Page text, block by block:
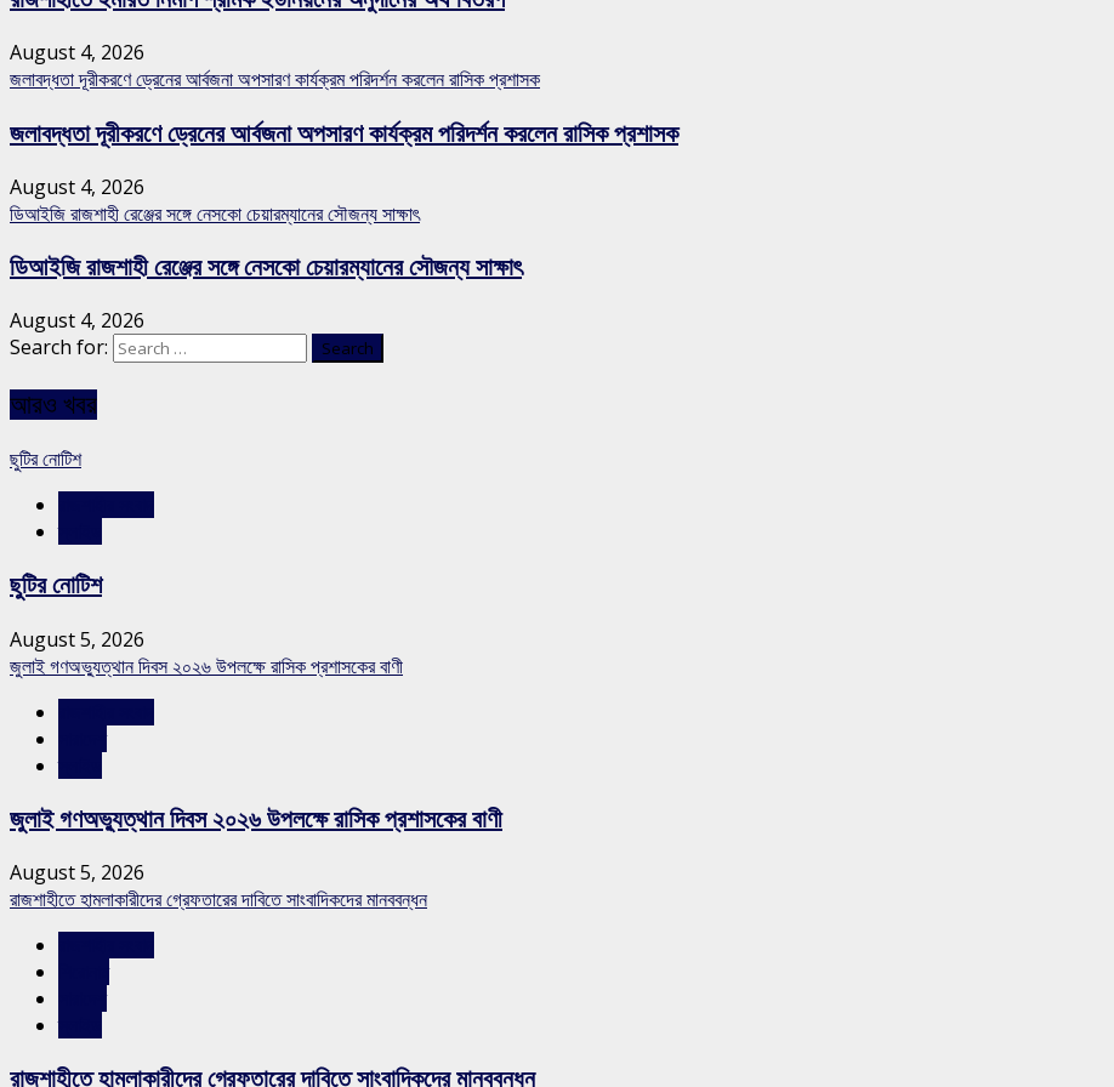
August 4, 2026
জলাবদ্ধতা দূরীকরণে ড্রেনের আর্বজনা অপসারণ কার্যক্রম পরিদর্শন করলেন রাসিক প্রশাসক
জলাবদ্ধতা দূরীকরণে ড্রেনের আর্বজনা অপসারণ কার্যক্রম পরিদর্শন করলেন রাসিক প্রশাসক
August 4, 2026
ডিআইজি রাজশাহী রেঞ্জের সঙ্গে নেসকো চেয়ারম্যানের সৌজন্য সাক্ষাৎ
ডিআইজি রাজশাহী রেঞ্জের সঙ্গে নেসকো চেয়ারম্যানের সৌজন্য সাক্ষাৎ
August 4, 2026
Search for:
আরও খবর
ছুটির নোটিশ
ছুটির নোটিশ
August 5, 2026
জুলাই গণঅভ্যুত্থান দিবস ২০২৬ উপলক্ষে রাসিক প্রশাসকের বাণী
জুলাই গণঅভ্যুত্থান দিবস ২০২৬ উপলক্ষে রাসিক প্রশাসকের বাণী
August 5, 2026
রাজশাহীতে হামলাকারীদের গ্রেফতারের দাবিতে সাংবাদিকদের মানববন্ধন
রাজশাহীতে হামলাকারীদের গ্রেফতারের দাবিতে সাংবাদিকদের মানববন্ধন